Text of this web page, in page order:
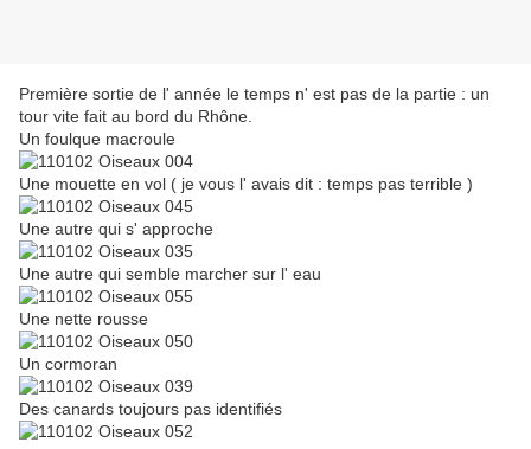
Première sortie de l' année le temps n' est pas de la partie : un
tour vite fait au bord du Rhône.
Un foulque macroule
Une mouette en vol ( je vous l' avais dit : temps pas terrible )
Une autre qui s' approche
Une autre qui semble marcher sur l' eau
Une nette rousse
Un cormoran
Des canards toujours pas identifiés